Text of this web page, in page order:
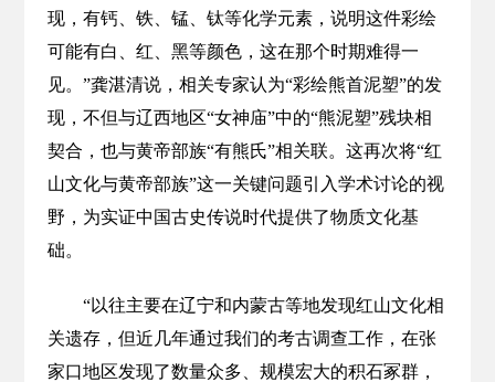
现，有钙、铁、锰、钛等化学元素，说明这件彩绘
可能有白、红、黑等颜色，这在那个时期难得一
见。”龚湛清说，相关专家认为“彩绘熊首泥塑”的发
现，不但与辽西地区“女神庙”中的“熊泥塑”残块相
契合，也与黄帝部族“有熊氏”相关联。这再次将“红
山文化与黄帝部族”这一关键问题引入学术讨论的视
野，为实证中国古史传说时代提供了物质文化基
础。
“以往主要在辽宁和内蒙古等地发现红山文化相
关遗存，但近几年通过我们的考古调查工作，在张
家口地区发现了数量众多、规模宏大的积石冢群，